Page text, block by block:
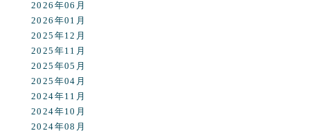
2026年06月
2026年01月
2025年12月
2025年11月
2025年05月
2025年04月
2024年11月
2024年10月
2024年08月